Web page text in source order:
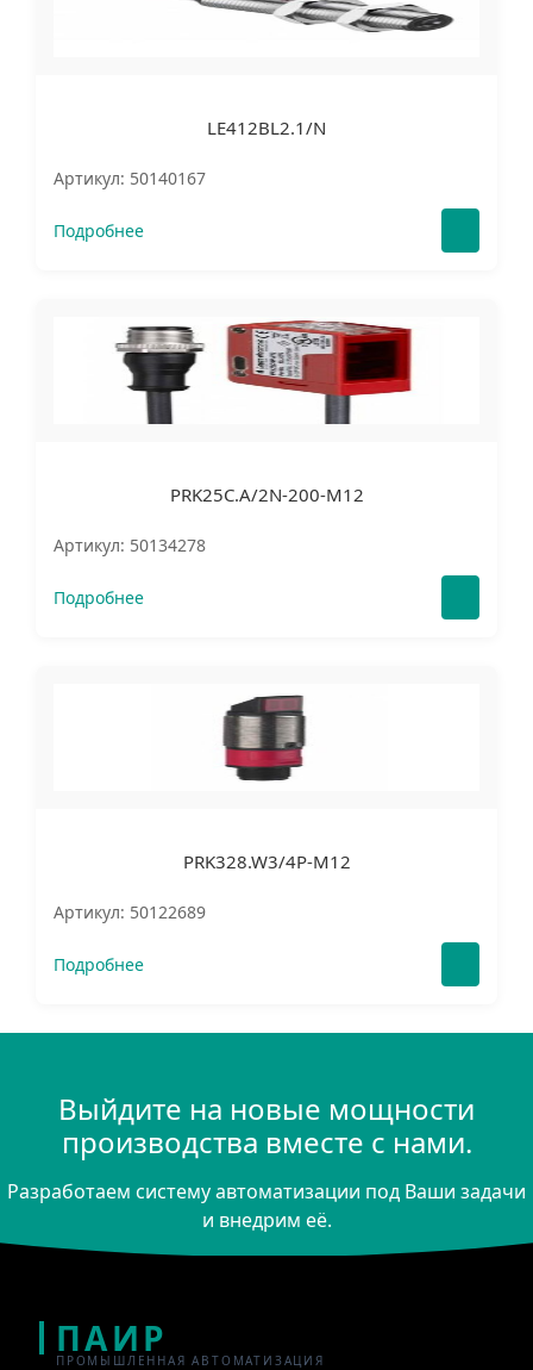
LE412BL2.1/N
Артикул: 50140167
Подробнее
PRK25C.A/2N-200-M12
Артикул: 50134278
Подробнее
PRK328.W3/4P-M12
Артикул: 50122689
Подробнее
Выйдите на новые мощности
производства вместе с нами.
Разработаем систему автоматизации под Ваши задачи
и внедрим её.
ПАИР
ПРОМЫШЛЕННАЯ АВТОМАТИЗАЦИЯ